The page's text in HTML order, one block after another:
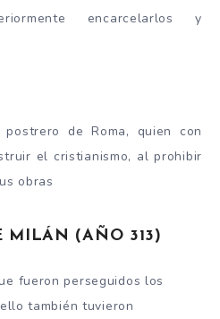
encarcelarlos y
de Roma, quien con
el cristianismo, al prohibir
obras
MILÁN (AÑO 313)
fueron perseguidos los
también tuvieron